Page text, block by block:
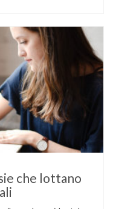
stimolo a reagire
che lottano